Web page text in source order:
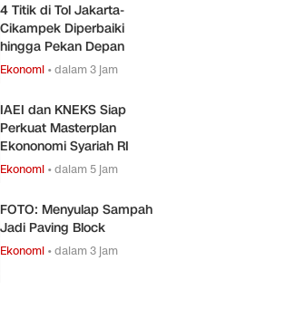
4 Titik di Tol Jakarta-
Cikampek Diperbaiki
hingga Pekan Depan
Ekonomi •dalam 3 jam
IAEI dan KNEKS Siap
Perkuat Masterplan
Ekononomi Syariah RI
Ekonomi •dalam 5 jam
FOTO: Menyulap Sampah
Jadi Paving Block
Ekonomi •dalam 3 jam